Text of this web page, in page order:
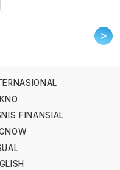
>
FINANSIAL